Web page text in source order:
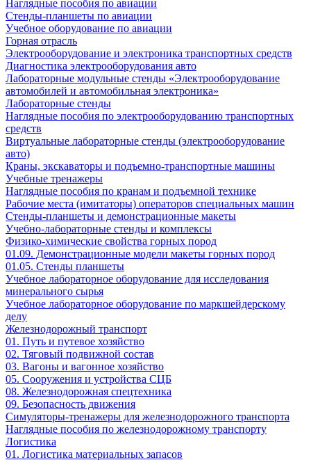
Наглядные пособия по авиации
Стенды-планшеты по авиации
Учебное оборудование по авиации
Горная отрасль
Электрооборудование и электроника транспортных средств
Диагностика электрооборудования авто
Лабораторные модульные стенды «Электрооборудование
автомобилей и автомобильная электроника»
Лабораторные стенды
Наглядные пособия по электрооборудованию транспортных
средств
Виртуальные лабораторные стенды (электрооборудование
авто)
Краны, экскаваторы и подъемно-транспортные машины
Учебные тренажеры
Наглядные пособия по кранам и подъемной технике
Рабочие места (имитаторы) операторов специальных машин
Стенды-планшеты и демонстрационные макеты
Учебно-лабораторные стенды и комплексы
Физико-химические свойства горных пород
01.09. Демонстрационные модели макеты горных пород
01.05. Стенды планшеты
Учебное лабораторное оборудование для исследования
минерального сырья
Учебное лабораторное оборудование по маркшейдерскому
делу
Железнодорожный транспорт
01. Путь и путевое хозяйство
02. Тяговый подвижной состав
03. Вагоны и вагонное хозяйство
05. Сооружения и устройства СЦБ
08. Железнодорожная спецтехника
09. Безопасность движения
Симуляторы-тренажеры для железнодорожного транспорта
Наглядные пособия по железнодорожному транспорту
Логистика
01. Логистика материальных запасов